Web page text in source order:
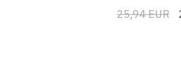
25,94EUR
El
El